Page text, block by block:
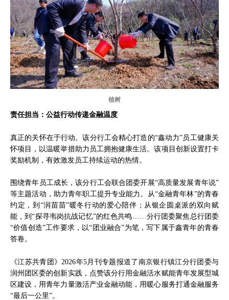
植树
责任担当：公益行动传递金融温度
真正的关怀在于行动。该分行工会精心打造的“鑫动力”员工健康关
怀项目，以温暖举措助力员工拥抱健康生活。该项目创新设置打卡
奖励机制，有效激发员工持续运动的热情。
围绕青年员工成长，该分行工会联合团委开展“高质量发展青年说”
等主题活动，助力青年职工提升专业能力。从“金融青年林”的青春
约定，到“润苗苗”暖冬行动的爱心陪伴；从银企圆桌派的双向赋
能，到“探寻韦岗抗战记忆”的红色共鸣……分行团委聚焦总行团委
“价值创造”工作要求，以“团业融合”为笔，写下属于鑫青年的青春
答卷。
《江苏共青团》2026年5月刊专题报道了南京银行镇江分行团委与
润州团区委的创新实践，点赞该分行用金融活水赋能青年发展型城
区建设，用青年力量激活产业金融动能，用暖心服务打通金融服务
“最后一公里”。